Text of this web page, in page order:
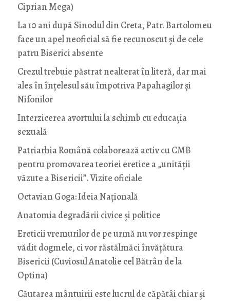
Ciprian Mega)
La 10 ani după Sinodul din Creta, Patr. Bartolomeu
face un apel neoficial să fie recunoscut și de cele
patru Biserici absente
Crezul trebuie păstrat nealterat în literă, dar mai
ales în înțelesul său împotriva Papahagilor și
Nifonilor
Interzicerea avortului la schimb cu educaţia
sexuală
Patriarhia Română colaborează activ cu CMB
pentru promovarea teoriei eretice a „unității
văzute a Bisericii”. Vizite oficiale
Octavian Goga: Ideia Naţională
Anatomia degradării civice și politice
Ereticii vremurilor de pe urmă nu vor respinge
vădit dogmele, ci vor răstălmăci învățătura
Bisericii (Cuviosul Anatolie cel Bătrân de la
Optina)
Căutarea mântuirii este lucrul de căpătâi chiar și